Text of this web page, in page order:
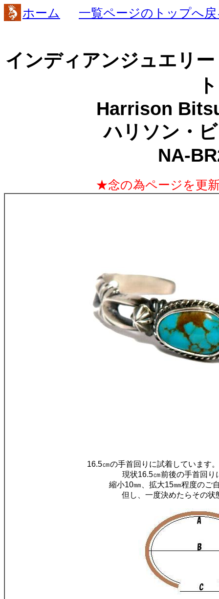
ホーム 一覧ページのトップへ
インディアンジュエリ
ト
Harrison
ハリソン・
NA-
★念の為ページを更
16.5㎝の手首回りに試着しています
現状16.5㎝前後の手首回り
縮小10㎜、拡大15㎜程度のご
但し、一度決めたらその状